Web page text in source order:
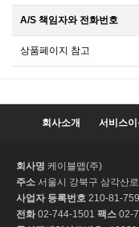
A/S 책임자와 전화번호
상품페이지 참고
회사소개 서비스
회사명 케이블맵(주)
주소 서울시 강북구 삼각산
사업자 등록번호 210-81-
전화02-744-1501 팩스 02-